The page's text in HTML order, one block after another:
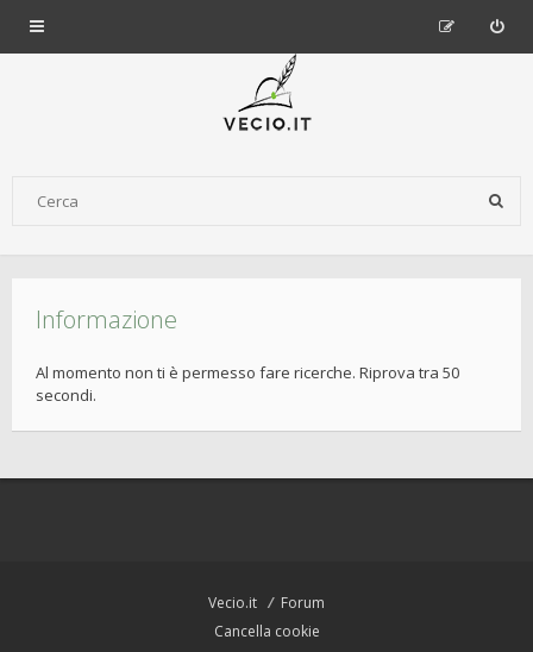
Informazione
Al momento non ti è permesso fare ricerche. Riprova tra 50
secondi.
Vecio.it
Forum
Cancella cookie